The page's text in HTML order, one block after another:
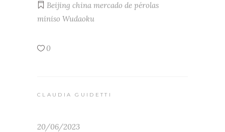
Beijing china mercado de pérolas
miniso Wudaoku
0
CLAUDIA GUIDETTI
20/06/2023